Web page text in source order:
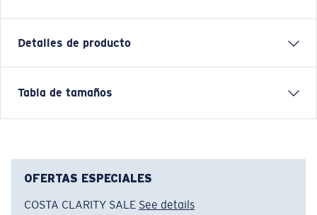
Detalles de producto
VOYAGER QUARTER-ZIP PULLOVER SWEATSHIRT
Nombre del modelo:Voyager Quarter-Zip Pullover
Tamaño:L
Tabla de tamaños
OFERTAS ESPECIALES
COSTA CLARITY SALE See details